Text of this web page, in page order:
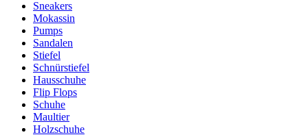
Sneakers
Mokassin
Pumps
Sandalen
Stiefel
Schnürstiefel
Hausschuhe
Flip Flops
Schuhe
Maultier
Holzschuhe